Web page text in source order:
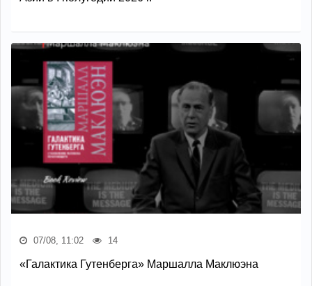
07/08, 11:02 14
«Галактика Гутенберга» Маршалла Маклюэна